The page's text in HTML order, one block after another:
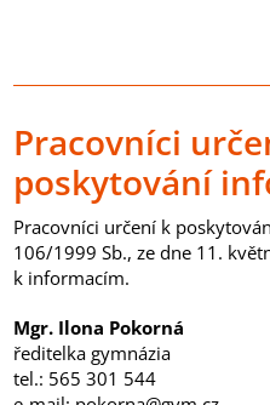
Pracovníci
poskytování
Pracovníci určení k
106/1999 Sb., ze dne 11.
k informacím.
Mgr. Ilona Pokorná
ředitelka gymnázia
tel.: 565 301 544